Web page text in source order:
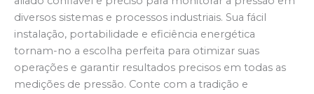
diversos sistemas e processos industriais. Sua fácil
instalação, portabilidade e eficiência energética
tornam-no a escolha perfeita para otimizar suas
operações e garantir resultados precisos em todas as
medições de pressão. Conte com a tradição e